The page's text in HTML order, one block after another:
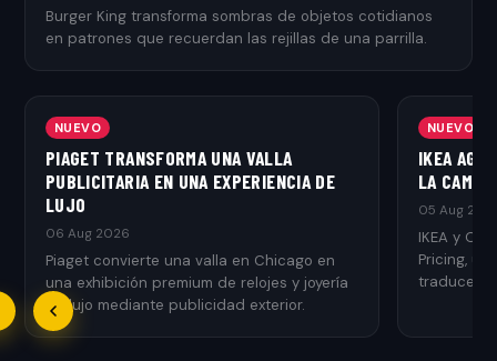
Burger King transforma sombras de objetos cotidianos
en patrones que recuerdan las rejillas de una parrilla.
NUEVO
PIAGET TRANSFORMA UNA VALLA
PUBLICITARIA EN UNA EXPERIENCIA DE
LUJO
06 Aug 2026
Piaget convierte una valla en Chicago en
una exhibición premium de relojes y joyería
de lujo mediante publicidad exterior.
NUEVO
IKEA
LA
05 Aug
IKEA y
Pricing,
traduce el